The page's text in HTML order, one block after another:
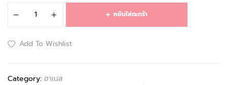
หยิบใส่ตะกร้า
Add To Wishlist
Category: ฮาเนส